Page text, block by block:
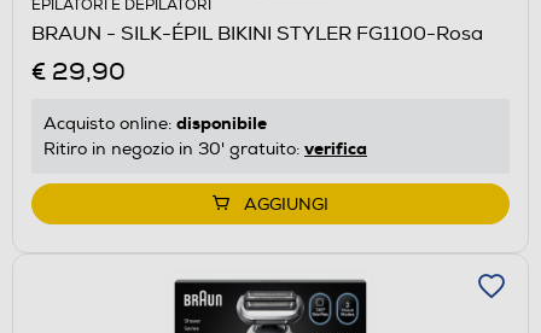
EPILATORI E DEPILATORI
BRAUN - SILK-ÉPIL BIKINI STYLER FG1100-Rosa
€ 29,90
Acquisto online: disponibile
Ritiro in negozio in 30' gratuito: verifica
AGGIUNGI